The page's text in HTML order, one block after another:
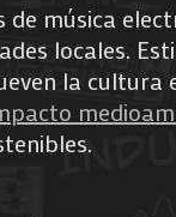
de música
locales.
la cultura